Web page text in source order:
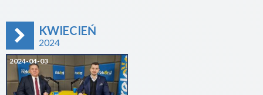
KWIECIEŃ
2024
2024-04-03